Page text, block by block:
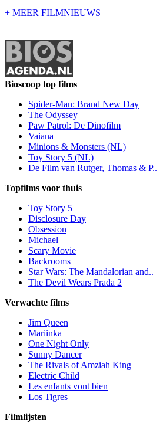
+ MEER FILMNIEUWS
Bioscoop top films
Spider-Man: Brand New Day
The Odyssey
Paw Patrol: De Dinofilm
Vaiana
Minions & Monsters (NL)
Toy Story 5 (NL)
De Film van Rutger, Thomas & P..
Topfilms voor thuis
Toy Story 5
Disclosure Day
Obsession
Michael
Scary Movie
Backrooms
Star Wars: The Mandalorian and..
The Devil Wears Prada 2
Verwachte films
Jim Queen
Mariinka
One Night Only
Sunny Dancer
The Rivals of Amziah King
Electric Child
Les enfants vont bien
Los Tigres
Filmlijsten